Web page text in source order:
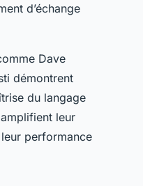
d’échange
Dave
démontrent
du langage
leur
performance